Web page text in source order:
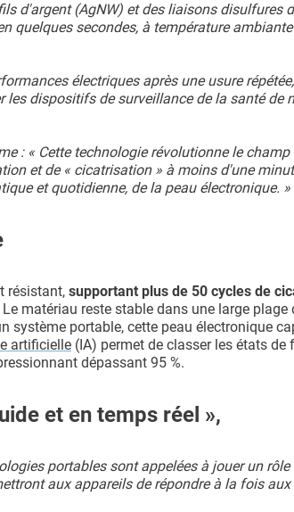
d'argent (AgNW) et des liaisons disulfures
quelques secondes, à température
électriques après une usure
dispositifs de surveillance de la santé de
: « Cette technologie révolutionne le champ
et de « cicatrisation » à moins d'une
et quotidienne, de la peau électronique. »
résistant, supportant plus de 50 cycles de
matériau reste stable dans une large plage
système portable, cette peau électronique
artificielle (IA) permet de classer les états de
dépassant 95 %.
et en temps réel »,
portables sont appelées à jouer un
aux appareils de répondre à la fois aux